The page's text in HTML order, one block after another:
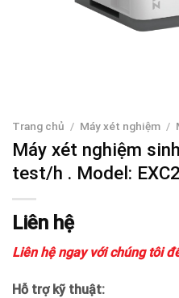
Trang chủ / Máy xét nghiệm /
Máy xét nghiệm
test/h . Model:
Liên hệ
Liên hệ ngay với chúng tôi
Hỗ trợ kỹ thuật: